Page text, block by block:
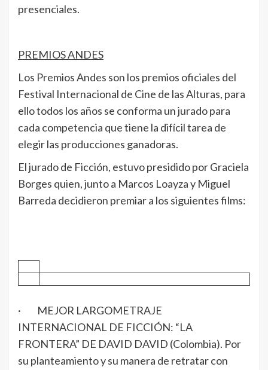
presenciales.
PREMIOS ANDES
Los Premios Andes son los premios oficiales del
Festival Internacional de Cine de las Alturas, para
ello todos los años se conforma un jurado para
cada competencia que tiene la difícil tarea de
elegir las producciones ganadoras.
El jurado de Ficción, estuvo presidido por Graciela
Borges quien, junto a Marcos Loayza y Miguel
Barreda decidieron premiar a los siguientes films:
· MEJOR LARGOMETRAJE
INTERNACIONAL DE FICCIÓN: “LA
FRONTERA” DE DAVID DAVID (Colombia). Por
su planteamiento y su manera de retratar con